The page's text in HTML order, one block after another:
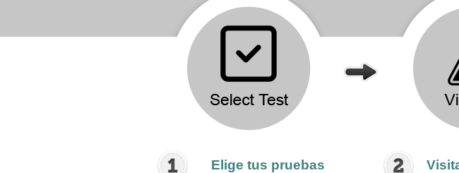
Elige tus pruebas